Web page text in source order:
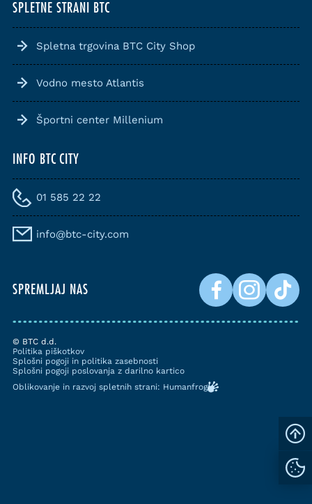
SPLETNE STRANI BTC
Spletna trgovina BTC City Shop
Vodno mesto Atlantis
Športni center Millenium
INFO BTC CITY
01 585 22 22
info@btc-city.com
SPREMLJAJ NAS
© BTC d.d.
Politika piškotkov
Splošni pogoji in politika zasebnosti
Splošni pogoji poslovanja z darilno kartico
Oblikovanje in razvoj spletnih strani: Humanfrog